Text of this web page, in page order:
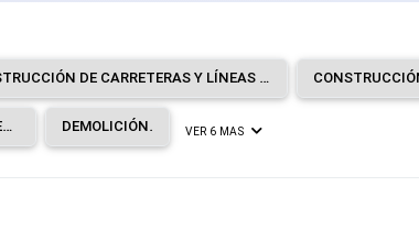
CONSTRUCCIÓN DE CARRETERAS Y LÍNEAS DE FERROCARRIL.
CONSTRUCCIÓN DE OTRAS OBRAS DE INGENIERÍA CIVIL. DEMOLICIÓN. VER 6 MAS